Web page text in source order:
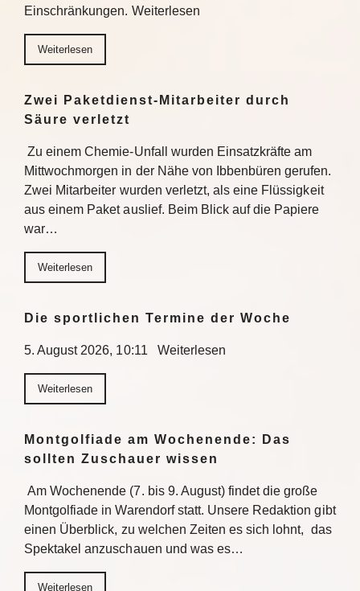
Einschränkungen. Weiterlesen
Weiterlesen
Zwei Paketdienst-Mitarbeiter durch
Säure verletzt
Zu einem Chemie-Unfall wurden Einsatzkräfte am
Mittwochmorgen in der Nähe von Ibbenbüren gerufen.
Zwei Mitarbeiter wurden verletzt, als eine Flüssigkeit
aus einem Paket auslief. Beim Blick auf die Papiere
war…
Weiterlesen
Die sportlichen Termine der Woche
5. August 2026, 10:11 Weiterlesen
Weiterlesen
Montgolfiade am Wochenende: Das
sollten Zuschauer wissen
Am Wochenende (7. bis 9. August) findet die große
Montgolfiade in Warendorf statt. Unsere Redaktion gibt
einen Überblick, zu welchen Zeiten es sich lohnt, das
Spektakel anzuschauen und was es…
Weiterlesen